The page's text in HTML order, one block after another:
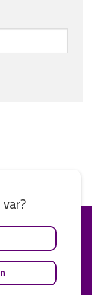
var?